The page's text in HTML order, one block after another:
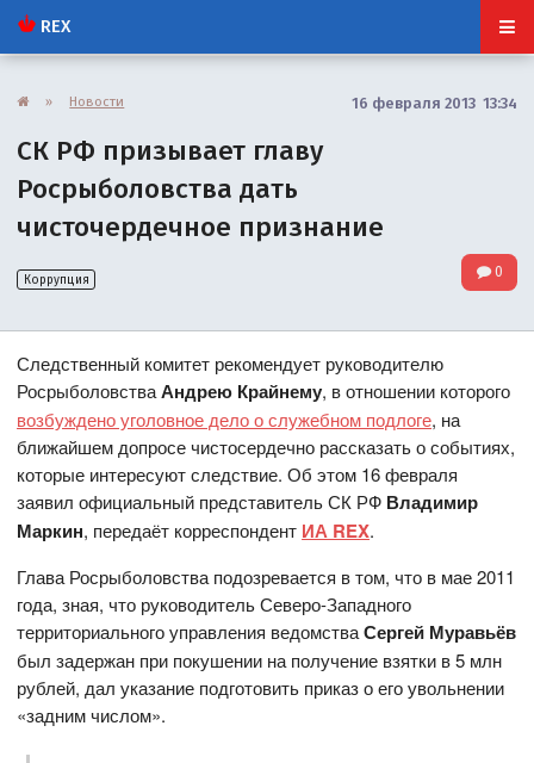
REX
» Новости 16 февраля 2013 13:34
СК РФ призывает главу
Росрыболовства дать
чисточердечное признание
Коррупция 0
Следственный комитет рекомендует руководителю
РосрыболовстваАндрею Крайнему, в отношении которого
возбуждено уголовное дело о служебном подлоге, на
ближайшем допросе чистосердечно рассказать о событиях,
которые интересуют следствие. Об этом 16 февраля
заявил официальный представитель СК РФ Владимир
Маркин, передаёт корреспондент ИА REX.
Глава Росрыболовства подозревается в том, что в мае 2011
года, зная, что руководитель Северо-Западного
территориального управления ведомстваСергей Муравьёв
был задержан при покушении на получение взятки в 5 млн
рублей, дал указание подготовить приказ о его увольнении
«задним числом».